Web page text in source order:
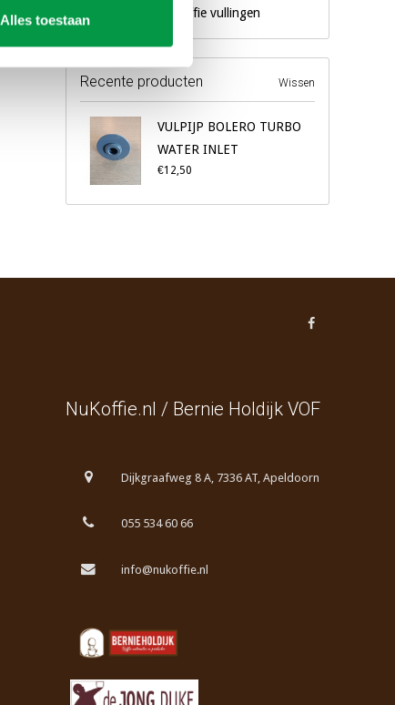
Alles toestaan
Eigen merk koffie vullingen
Recente producten Wissen
VULPIJP BOLERO TURBO
WATER INLET
€12,50
NuKoffie.nl / Bernie Holdijk VOF
Dijkgraafweg 8 A, 7336 AT, Apeldoorn
055 534 60 66
info@nukoffie.nl